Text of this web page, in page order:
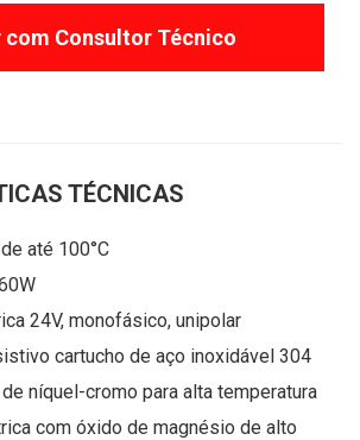
com Consultor Técnico
TÉCNICAS
até 100°C
24V, monofásico, unipolar
cartucho de aço inoxidável 304
níquel-cromo para alta temperatura
com óxido de magnésio de alto